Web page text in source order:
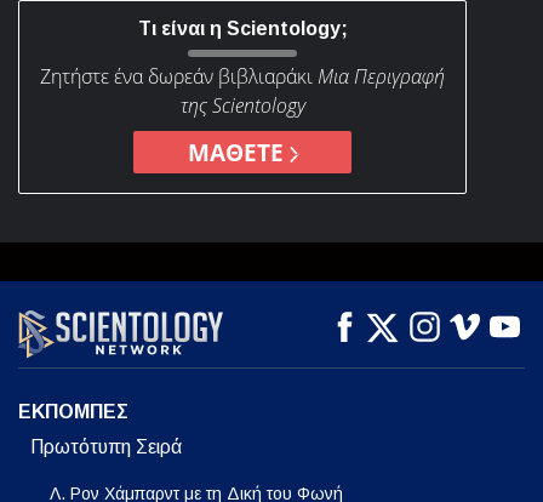
Τι είναι η Scientology;
Ζητήστε ένα δωρεάν βιβλιαράκι Μια Περιγραφή
της Scientology
ΜΑΘΕΤΕ
ΕΚΠΟΜΠΕΣ
Πρωτότυπη Σειρά
Λ. Ρον Χάμπαρντ με τη Δική του Φωνή